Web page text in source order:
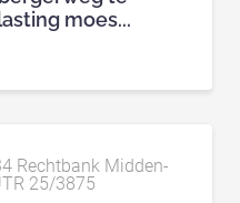
moes...
Rechtbank Midden-
25/3875